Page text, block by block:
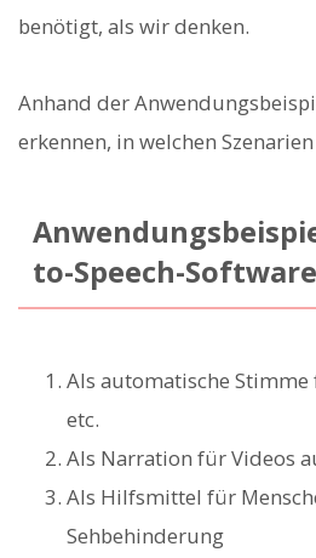
benötigt, als wir denken.
Anhand der
erkennen, in welchen
to-Speech-Software
Als automatische Stimme
etc.
Als Narration für Videos
Als Hilfsmittel für
Sehbehinderung